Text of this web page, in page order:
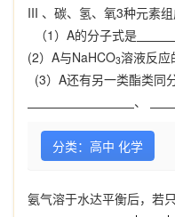
III 、碳、氢、氧3种元素
（1 ） A的分子式是
(2） A与NaHCO3溶液反应
(3） A还有另一类酯类同
、
分类：高中 化学
氨气溶于水达平衡后，若